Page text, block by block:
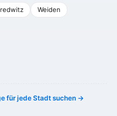
Weiden
für jede Stadt suchen →